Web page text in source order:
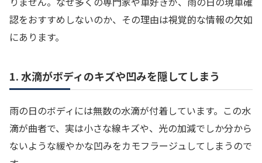
認をおすすめしないのか、その理由は視覚的な情報の欠如
にあります。
1. 水滴がボディのキズや凹みを隠してしまう
雨の日のボディには無数の水滴が付着しています。この水
滴が曲者で、実は小さな線キズや、光の加減でしか分から
ないような緩やかな凹みをカモフラージュしてしまうので